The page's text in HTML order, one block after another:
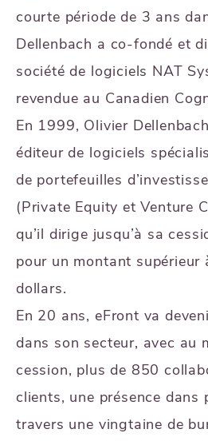
courte période de 3 ans
Dellenbach a co-fondé et
société de logiciels NAT
revendue au Canadien
En 1999, Olivier
éditeur de logiciels
de portefeuilles
(Private Equity et Venture
qu’il dirige jusqu’à sa
pour un montant supérieur
dollars.
En 20 ans, eFront va
dans son secteur, avec au
cession, plus de 850
clients, une présence dans
travers une vingtaine de